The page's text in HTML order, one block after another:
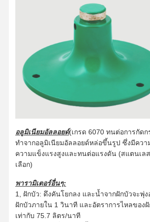
อลูมิเนียมอัลลอยด์(เกรด 6070 ทนต่อการกัด
ทำจากอลูมิเนียมอัลลอยด์หล่อขึ้นรูป ซึ่งมีคว
ความแข็งแรงสูงและทนต่อแรงดัน (สแตนเล
เลือก)
พารามิเตอร์อื่นๆ:
1, ฝักบัว: ดึงคันโยกลง และน้ำจากฝักบัวจะพุ่ง
ฝักบัวภายใน 1 วินาที และอัตราการไหลของ
เท่ากับ 75.7 ลิตร/นาที